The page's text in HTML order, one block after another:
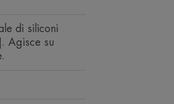
di siliconi
Agisce su